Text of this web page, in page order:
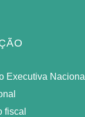
Executiva Nacional
fiscal